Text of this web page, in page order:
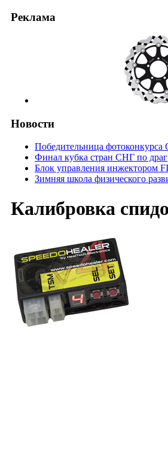
Реклама
Новости
Победительница
Финал кубка стран СНГ по
Блок управления инжектором
Зимняя школа физического
Калибровка